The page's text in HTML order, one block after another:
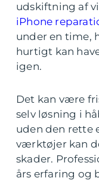
udskiftning af
iPhone
under en time,
hurtigt kan
igen.
Det kan være
selv løsning i
uden den rette
værktøjer kan
skader.
års erfaring og